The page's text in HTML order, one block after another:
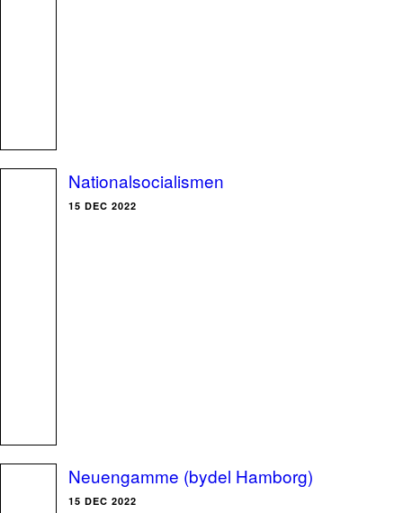
Nationalsocialismen
15 DEC 2022
Neuengamme (bydel Hamborg)
15 DEC 2022